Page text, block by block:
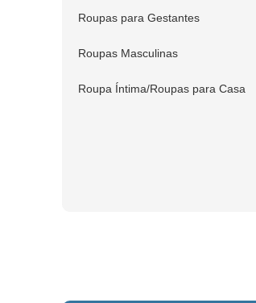
Roupas para Gestantes
Roupas Masculinas
Roupa Íntima/Roupas para Casa